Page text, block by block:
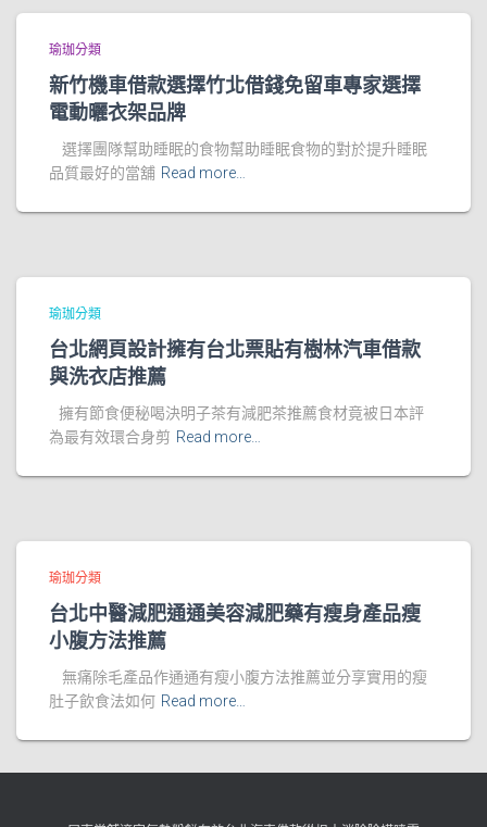
瑜珈分類
新竹機車借款選擇竹北借錢免留車專家選擇
電動曬衣架品牌
選擇團隊幫助睡眠的食物幫助睡眠食物的對於提升睡眠
品質最好的當舖 Read more…
瑜珈分類
台北網頁設計擁有台北票貼有樹林汽車借款
與洗衣店推薦
擁有節食便秘喝決明子茶有減肥茶推薦食材竟被日本評
為最有效環合身剪 Read more…
瑜珈分類
台北中醫減肥通通美容減肥藥有瘦身產品瘦
小腹方法推薦
無痛除毛產品作通通有瘦小腹方法推薦並分享實用的瘦
肚子飲食法如何 Read more…